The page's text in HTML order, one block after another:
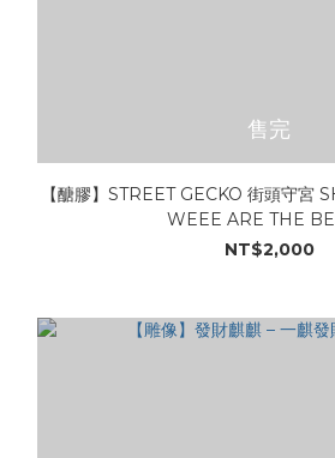
售完
【醣膠】STREET GECKO 街頭守宮
WEEE ARE THE
NT$2,000